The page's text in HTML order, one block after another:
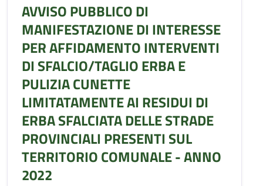
AVVISO PUBBLICO DI
MANIFESTAZIONE DI INTERESSE
PER AFFIDAMENTO INTERVENTI
DI SFALCIO/TAGLIO ERBA E
PULIZIA CUNETTE
LIMITATAMENTE AI RESIDUI DI
ERBA SFALCIATA DELLE STRADE
PROVINCIALI PRESENTI SUL
TERRITORIO COMUNALE - ANNO
2022